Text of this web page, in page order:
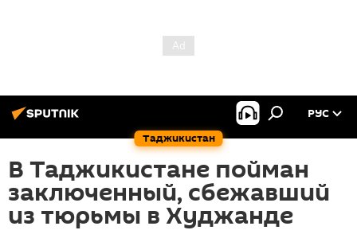
Таджикистан
РУС
В Таджикистане пойман
заключенный, сбежавший
из тюрьмы в Худжанде